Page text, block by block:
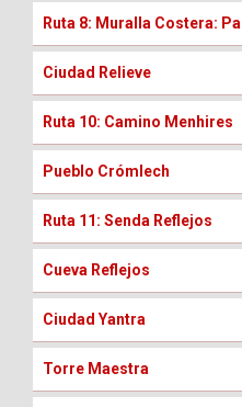
Ruta 8: Muralla Costera:
Ciudad Relieve
Ruta 10: Camino Menhires
Pueblo Crómlech
Ruta 11: Senda Reflejos
Cueva Reflejos
Ciudad Yantra
Torre Maestra